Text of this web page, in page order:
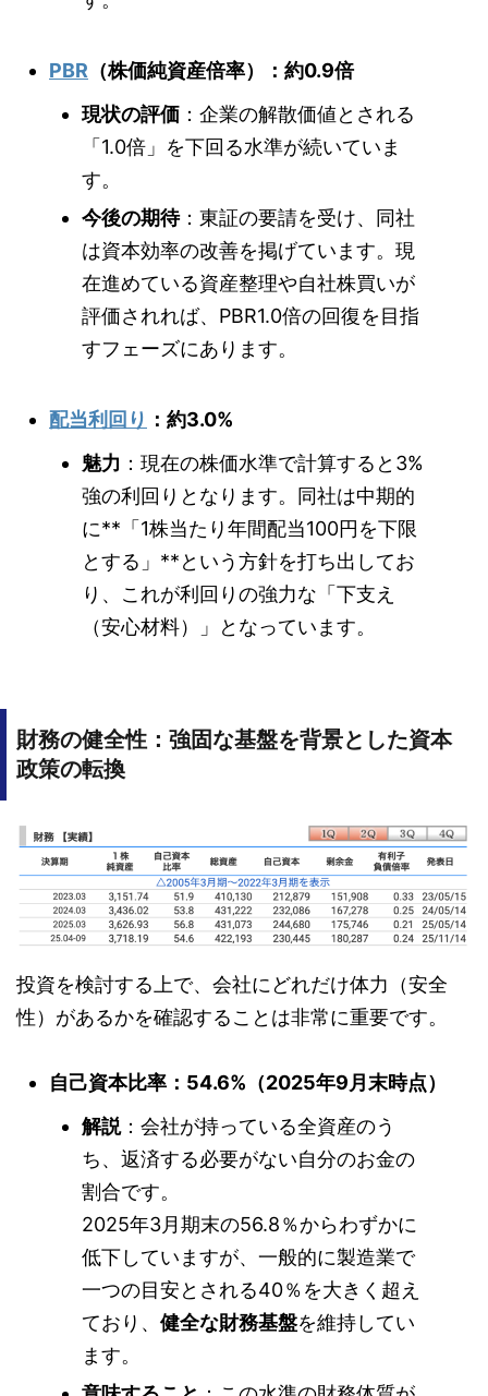
PBR （株価純資産倍率）：約0.9倍
現状の評価 ：企業の解散価値とされる
「1.0倍」を下回る水準が続いていま
す。
今後の期待：東証の要請を受け、同社
は資本効率の改善を掲げています。現
在進めている資産整理や自社株買いが
評価されれば、PBR1.0倍の回復を目指
すフェーズにあります。
配当利回り ：約3.0%
魅力 ：現在の株価水準で計算すると3%
強の利回りとなります。同社は中期的
に**「1株当たり年間配当100円を下限
とする」**という方針を打ち出してお
り、これが利回りの強力な「下支え
（安心材料）」となっています。
財務の健全性：強固な基盤を背景とした資本
政策の転換
投資を検討する上で、会社にどれだけ体力（安全
性）があるかを確認することは非常に重要です。
自己資本比率：54.6%（2025年9月末時点）
解説：会社が持っている全資産のう
ち、返済する必要がない自分のお金の
割合です。
2025年3月期末の56.8％からわずかに
低下していますが、一般的に製造業で
一つの目安とされる40％を大きく超え
ており、 健全な財務基盤を維持してい
ます。